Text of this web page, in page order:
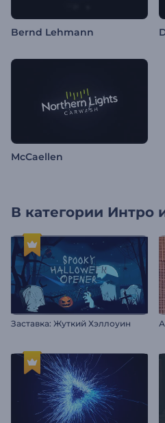
Bernd Lehmann
McCaellen
В категории Интро
Заставка: Жуткий Хэллоуин